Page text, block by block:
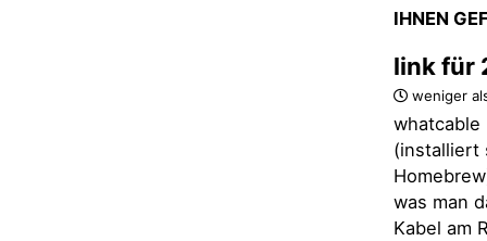
IHNEN
link für
weniger
whatcable
(installiert
was man
Kabel am